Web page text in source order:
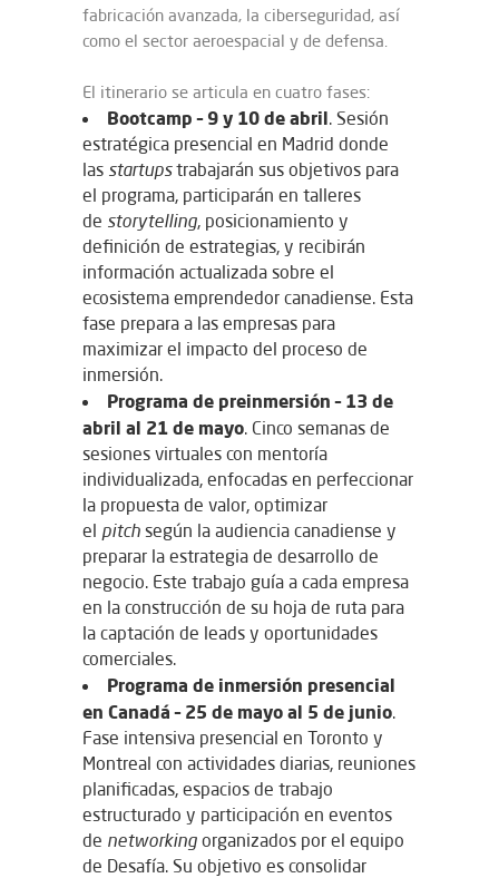
fabricación avanzada, la ciberseguridad, así
como el sector aeroespacial y de defensa.
El itinerario se articula en cuatro fases:
Bootcamp – 9 y 10 de abril. Sesión
estratégica presencial en Madrid donde
las startupstrabajarán sus objetivos para
el programa, participarán en talleres
de storytelling, posicionamiento y
definición de estrategias, y recibirán
información actualizada sobre el
ecosistema emprendedor canadiense. Esta
fase prepara a las empresas para
maximizar el impacto del proceso de
inmersión.
Programa de preinmersión – 13 de
abril al 21 de mayo. Cinco semanas de
sesiones virtuales con mentoría
individualizada, enfocadas en perfeccionar
la propuesta de valor, optimizar
el pitch según la audiencia canadiense y
preparar la estrategia de desarrollo de
negocio. Este trabajo guía a cada empresa
en la construcción de su hoja de ruta para
la captación de leads y oportunidades
comerciales.
Programa de inmersión presencial
en Canadá – 25 de mayo al 5 de junio.
Fase intensiva presencial en Toronto y
Montreal con actividades diarias, reuniones
planificadas, espacios de trabajo
estructurado y participación en eventos
de networking organizados por el equipo
de Desafía. Su objetivo es consolidar